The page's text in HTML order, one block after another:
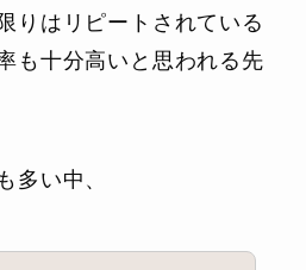
りはリピートされている
も十分高いと思われる先
多い中、